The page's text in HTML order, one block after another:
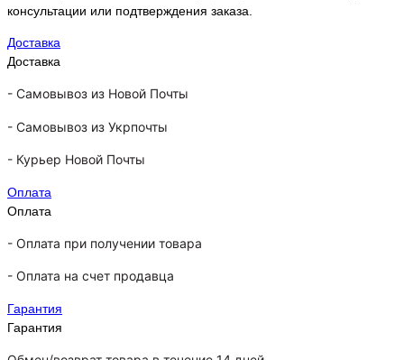
консультации или подтверждения заказа.
Доставка
Доставка
- Самовывоз из Новой Почты
- Самовывоз из Укрпочты
- Курьер Новой Почты
Оплата
Оплата
- Оплата при получении товара
- Оплата на счет продавца
Гарантия
Гарантия